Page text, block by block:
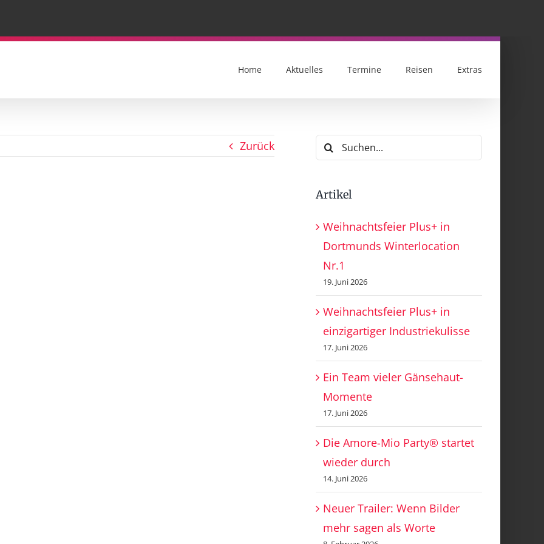
Home Aktuelles Termine Reisen Extras
Zurück
Suche
nach:
Artikel
Weihnachtsfeier Plus+ in
Dortmunds Winterlocation
Nr.1
19. Juni 2026
Weihnachtsfeier Plus+ in
einzigartiger Industriekulisse
17. Juni 2026
Ein Team vieler Gänsehaut-
Momente
17. Juni 2026
Die Amore-Mio Party® startet
wieder durch
14. Juni 2026
Neuer Trailer: Wenn Bilder
mehr sagen als Worte